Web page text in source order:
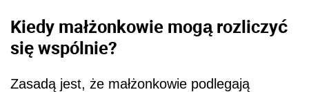
Kiedy małżonkowie mogą rozliczyć
się wspólnie?
Zasadą jest, że małżonkowie podlegają